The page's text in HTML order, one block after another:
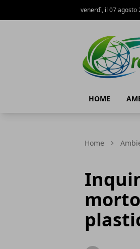
venerdì, il 07 agosto
HOME
Home